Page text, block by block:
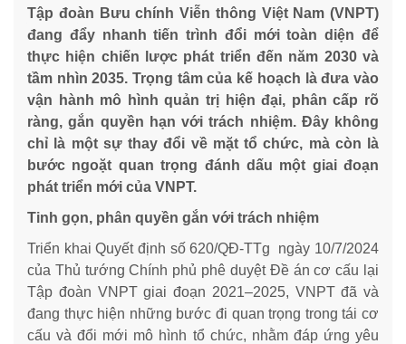
Tập đoàn Bưu chính Viễn thông Việt Nam (VNPT)
đang đẩy nhanh tiến trình đổi mới toàn diện để
thực hiện chiến lược phát triển đến năm 2030 và
tầm nhìn 2035. Trọng tâm của kế hoạch là đưa vào
vận hành mô hình quản trị hiện đại, phân cấp rõ
ràng, gắn quyền hạn với trách nhiệm. Đây không
chỉ là một sự thay đổi về mặt tổ chức, mà còn là
bước ngoặt quan trọng đánh dấu một giai đoạn
phát triển mới của VNPT.
Tinh gọn, phân quyền gắn với trách nhiệm
Triển khai Quyết định số 620/QĐ-TTg ngày 10/7/2024
của Thủ tướng Chính phủ phê duyệt Đề án cơ cấu lại
Tập đoàn VNPT giai đoạn 2021–2025, VNPT đã và
đang thực hiện những bước đi quan trọng trong tái cơ
cấu và đổi mới mô hình tổ chức, nhằm đáp ứng yêu